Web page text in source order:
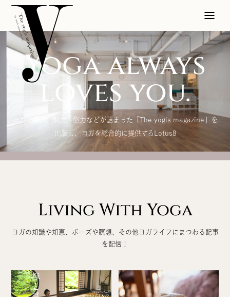
Yoga always
loves you.
ヨガの知識、魅力、能力などが詰まった「The yogis magazine」を
出版し、ヨガを総合的に提供するLotus8
Living With Yoga
ヨガの知識や知恵、ポーズや瞑想、その他ヨガライフにまつわる記事
を配信！